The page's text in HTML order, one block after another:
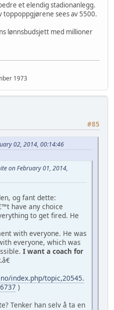
et elendig stadionanlegg.
toppoppgjørene sees av 5500.
lønnsbudsjett med millioner
1973
#85
02, 2014, 00:14:46
on February 01, 2014,
og fant dette:
have any choice
to get fired. He
with everyone. He was
everyone, which was
I want a coach for
â€
index.php/topic,20545.
)
Tenker han selv å ta en